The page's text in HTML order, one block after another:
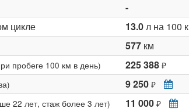
-
цикле
13.0л на 100
577км
пробеге 100 км в день) 225 388 ₽
9 250 ₽
22 лет, стаж более 3 лет) 11 000 ₽